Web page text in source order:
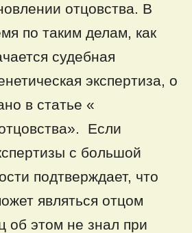
отцовства. В
по таким делам, как
судебная
экспертиза, о
в статье «
Если
с большой
подтверждает, что
являться отцом
об этом не знал при